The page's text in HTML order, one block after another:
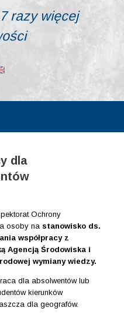
razy więcej
dla
Ochrony
osoby na stanowisko ds.
współpracy z
Agencją Środowiska i
wymiany wiedzy.
dla absolwentów lub
kierunków
dla geografów.